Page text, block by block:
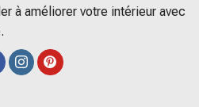
à améliorer votre intérieur avec